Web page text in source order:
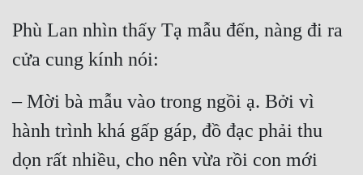
Phù Lan nhìn thấy Tạ mẫu đến, nàng đi ra
cửa cung kính nói:
– Mời bà mẫu vào trong ngồi ạ. Bởi vì
hành trình khá gấp gáp, đồ đạc phải thu
dọn rất nhiều, cho nên vừa rồi con mới